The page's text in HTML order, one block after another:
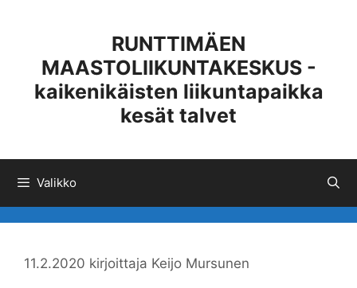
RUNTTIMÄEN
MAASTOLIIKUNTAKESKUS -
kaikenikäisten liikuntapaikka
kesät talvet
Valikko
11.2.2020 kirjoittaja Keijo Mursunen